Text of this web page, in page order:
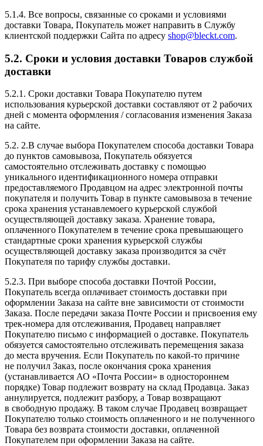
5.1.4. Все вопросы, связанные со сроками и условиями
доставки Товара, Покупатель может направить в Службу
клиентской поддержки Сайта по адресу shop@bleckt.com.
5.2. Сроки и условия доставки Товаров службой
доставки
5.2.1. Сроки доставки Товара Покупателю путем
использования курьерской доставки составляют от 2 рабочих
дней с момента оформления / согласования изменения Заказа
на сайте.
5.2. 2.В случае выбора Покупателем способа доставки Товара
до пунктов самовывоза, Покупатель обязуется
самостоятельно отслеживать доставку с помощью
уникального идентификационного номера отправки
предоставляемого Продавцом на адрес электронной почты
покупателя и получить Товар в пункте самовывоза в течение
срока хранения устанавлемоего курьерской службой
осуществляющей доставку заказа. Хранение товара,
оплаченного Покупателем в течение срока превышающего
стандартные сроки хранения курьерской службы
осуществляющей доставку заказа производится за счёт
Покупателя по тарифу службы доставки.
5.2.3. При выборе способа доставки Почтой России,
Покупатель всегда оплачивает стоимость доставки при
оформлении Заказа на сайте вне зависимости от стоимости
Заказа. После передачи заказа Почте России и присвоения ему
трек-номера для отслеживания, Продавец направляет
Покупателю письмо с информацией о доставке. Покупатель
обязуется самостоятельно отслеживать перемещения заказа
до места вручения. Если Покупатель по какой-то причине
не получил Заказ, после окончания срока хранения
(устанавливается АО «Почта России» в одностороннем
порядке) Товар подлежит возврату на склад Продавца. Заказ
аннулируется, подлежит разбору, а Товар возвращают
в свободную продажу. В таком случае Продавец возвращает
Покупателю только стоимость оплаченного и не полученного
Товара без возврата стоимости доставки, оплаченной
Покупателем при оформлении Заказа на сайте.